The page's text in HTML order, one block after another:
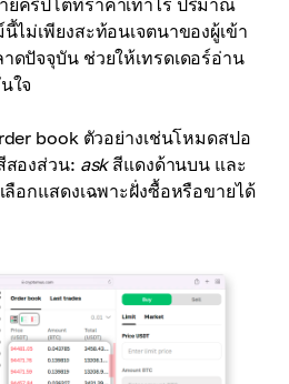
คริปโตที่ราคาเท่าไร ปริมาณ
ไม่เพียงสะท้อนเจตนาของผู้เข้า
ดปัจจุบัน ช่วยให้เทรดเดอร์อ่าน
ใจ
book ตัวอย่างเช่นโหมดสปอ
องส่วน: askสีแดงด้านบน และ
อกแสดงเฉพาะฝั่งซื้อหรือขายได้